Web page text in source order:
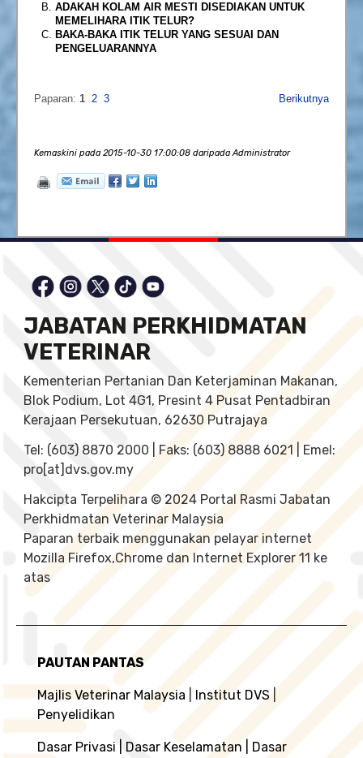
ADAKAH KOLAM AIR MESTI DISEDIAKAN UNTUK
MEMELIHARA ITIK TELUR?
BAKA-BAKA ITIK TELUR YANG SESUAI DAN
PENGELUARANNYA
Paparan: 1 2 3 Berikutnya
Kemaskini pada 2015-10-30 17:00:08 daripada Administrator
JABATAN PERKHIDMATAN
VETERINAR
Kementerian Pertanian Dan Keterjaminan Makanan,
Blok Podium, Lot 4G1, Presint 4 Pusat Pentadbiran
Kerajaan Persekutuan, 62630 Putrajaya
Tel: (603) 8870 2000 | Faks: (603) 8888 6021 | Emel:
pro[at]dvs.gov.my
Hakcipta Terpelihara © 2024 Portal Rasmi Jabatan
Perkhidmatan Veterinar Malaysia
Paparan terbaik menggunakan pelayar internet
Mozilla Firefox,Chrome dan Internet Explorer 11 ke
atas
PAUTAN PANTAS
Majlis Veterinar Malaysia Institut DVS
Penyelidikan
Dasar Privasi Dasar Keselamatan Dasar